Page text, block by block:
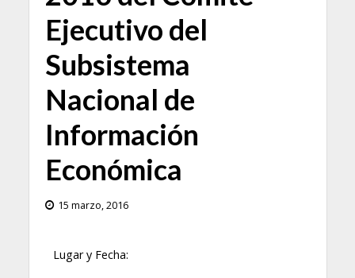
Ejecutivo del
Subsistema
Nacional de
Información
Económica
15 marzo, 2016
Lugar y Fecha: